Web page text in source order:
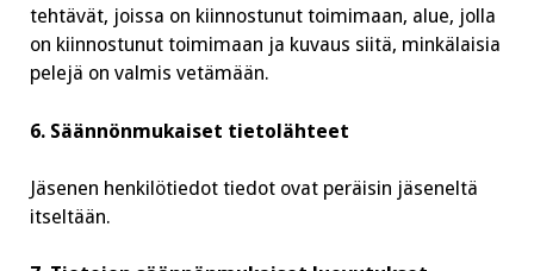
tehtävät, joissa on kiinnostunut toimimaan, alue, jolla
on kiinnostunut toimimaan ja kuvaus siitä, minkälaisia
pelejä on valmis vetämään.
6. Säännönmukaiset tietolähteet
Jäsenen henkilötiedot tiedot ovat peräisin jäseneltä
itseltään.